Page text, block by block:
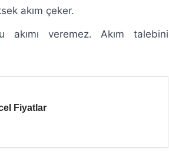
akım çeker.
veremez. Akım talebini
Fiyatlar